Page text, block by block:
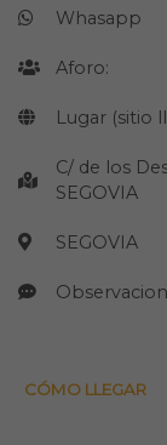
Whasapp
Aforo:
Lugar (sitio
C/ de los
SEGOVIA
SEGOVIA
CÓMO LLEGAR